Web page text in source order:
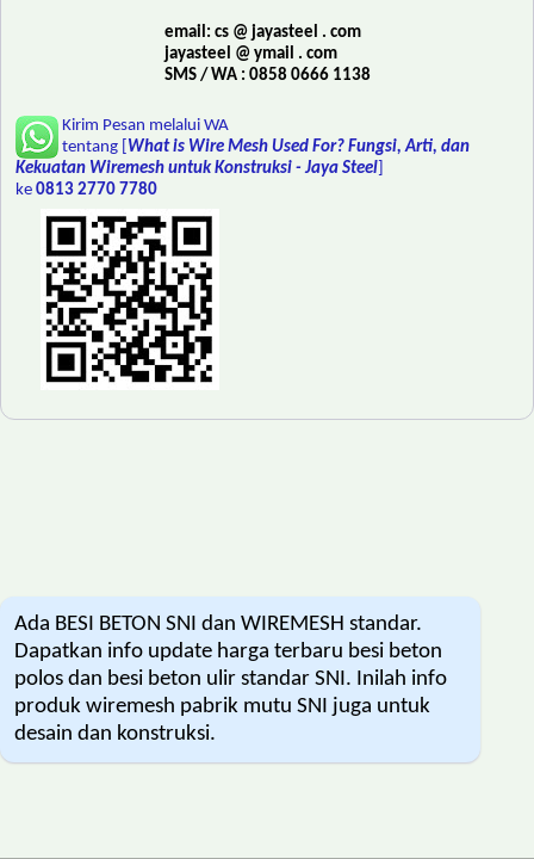
email: cs @ jayasteel . com
jayasteel @ ymail . com
SMS / WA : 0858 0666 1138
Kirim Pesan melalui WA
tentang [ What is Wire Mesh Used For? Fungsi, Arti, dan
Kekuatan Wiremesh untuk Konstruksi - Jaya Steel
ke 0813 2770 7780
Ada BESI BETON SNI dan WIREMESH standar.
Dapatkan info update harga terbaru besi beton
polos dan besi beton ulir standar SNI. Inilah info
produk wiremesh pabrik mutu SNI juga untuk
desain dan konstruksi.